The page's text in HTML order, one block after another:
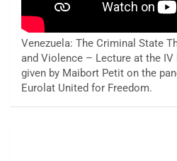
Venezuela: The Criminal State
and Violence – Lecture at the
given by Maibort Petit on the
Eurolat United for Freedom.